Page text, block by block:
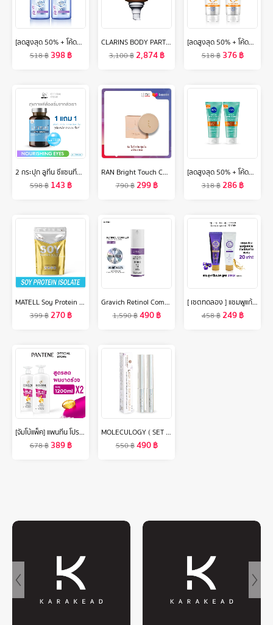
[ลดสูงสุด 50% + โค้ดลดเพิ่ม 20%]นีเวีย ไมเซล่า เช็ดเครื่องสำอาง แอคเน่ แคร์ เมคอัพ เคลียร์ 400 มล. 2 ชิ้น NIVEA
518฿ 398฿
CLARINS BODY PARTNER STRETCH MARK EXPERT 175ML คลาแรงส์ สเตรท มาร์ค เอ็กซ์เพิร์ท ครีมลดรอยแตก มอยส์เจอไรเซอร์ บำรุงผิว โลชั่นบำรุงผิว
3,100฿2,874฿
[ลดสูงสุด 50% + โค้ดลดเพิ่ม 20%]นีเวียเอ็กซ์ตร้า ไบรท์ รีแพร์ แอนด์ โพรเทค เอสพีเอฟ50 พีเอ+++ บอดี้ เซรั่ม 320มล. 2 ชิ้น NIVEA
518฿ 376฿
2 กระปุก ลูทีน ซีแซนทีน ขวด วิตามินบำรุงสายตา Lutein Zinc สารสกัดจากองุ่น บำรุงตา บำรุงสายตา (60 แคปซูล) INZENT ส่งฟรี
598฿ 143 ฿
RAN Bright Touch Cushion by Pom Vinij รัน ไบร์ท ทัช คุชชั่น บาย ป้อม วินิจ
790฿299฿
[ลดสูงสุด 50% + โค้ดลดเพิ่ม 20%]นีเวีย เจลล้างหน้า แอคเน่ รีแพร์ เจนเทิล ไมโคร เคลนเซอร์ 90 มล. 2 ชิ้น NIVEA
318฿286฿
MATELL Soy Protein Isolate Plant Based ถั่วเหลือง ซอย โปรตีน ไอโซเลท (Non Whey เวย์ )
399฿270฿
Gravich Retinol Complex Concentrate Serum 30 ml
1,590฿490฿
[ เซตทดลอง ] แชมพูแก้ผมร่วง แทงกีโมรี สูตรจินจิ Daeng Gi Meo Ri JINGI Shampoo/Treatment 50 ml ช่วยบำรุงผมให้หนานุ่ม(DJ)
458฿249฿
[จัมโบ้แพ็ค] แพนทีน โปร-วี สูตรลดผมขาดหลุดร่วง แชมพู 1.2 ลิตร. x2 ผลิตภัณฑ์ดูแลผม บํารุงผม Pantene Pro-V Hair Fall Control Shampoo 1.2 L. x2
678฿ 389฿
MOLECULOGY ( SET 2 ชิ้น ) Lash and Brow Serum ผลิตภัณฑ์บำรุงขนตาและขนคิ้ว แพ็คคู่ 2 ชิ้น (ขนาด 3.5 กรัม)
550฿490฿